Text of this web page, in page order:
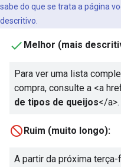
sabe do que se trata a página
descritivo.
Melhor (mais
Para ver uma lista
compra, consulte a <a
de tipos de queijos</a>.
Ruim (muito longo):
A partir da próxima terça-